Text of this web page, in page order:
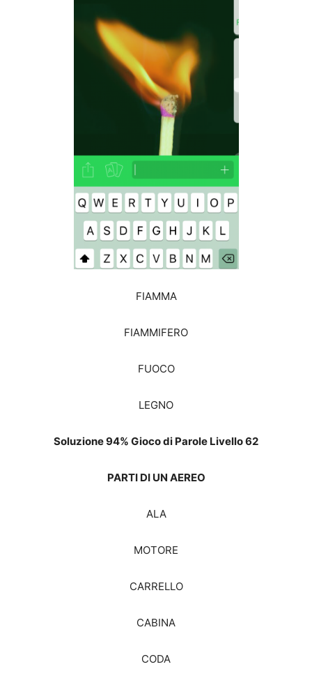
FIAMMA
FIAMMIFERO
FUOCO
LEGNO
Soluzione 94% Gioco di Parole Livello 62
PARTI DI UN AEREO
ALA
MOTORE
CARRELLO
CABINA
CODA